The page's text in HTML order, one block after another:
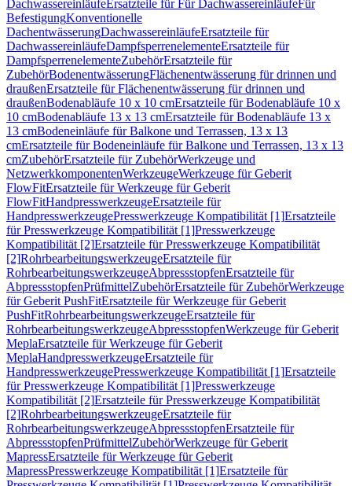
DachwassereinläufeErsatzteile für Für DachwassereinläufeFür
BefestigungKonventionelle
DachentwässerungDachwassereinläufeErsatzteile für
DachwassereinläufeDampfsperrenelementeErsatzteile für
DampfsperrenelementeZubehörErsatzteile für
ZubehörBodenentwässerungFlächenentwässerung für drinnen und
draußenErsatzteile für Flächenentwässerung für drinnen und
draußenBodenabläufe 10 x 10 cmErsatzteile für Bodenabläufe 10 x
10 cmBodenabläufe 13 x 13 cmErsatzteile für Bodenabläufe 13 x
13 cmBodeneinläufe für Balkone und Terrassen, 13 x 13
cmErsatzteile für Bodeneinläufe für Balkone und Terrassen, 13 x 13
cmZubehörErsatzteile für ZubehörWerkzeuge und
NetzwerkkomponentenWerkzeugeWerkzeuge für Geberit
FlowFitErsatzteile für Werkzeuge für Geberit
FlowFitHandpresswerkzeugeErsatzteile für
HandpresswerkzeugePresswerkzeuge Kompatibilität [1]Ersatzteile
für Presswerkzeuge Kompatibilität [1]Presswerkzeuge
Kompatibilität [2]Ersatzteile für Presswerkzeuge Kompatibilität
[2]RohrbearbeitungswerkzeugeErsatzteile für
RohrbearbeitungswerkzeugeAbpressstopfenErsatzteile für
AbpressstopfenPrüfmittelZubehörErsatzteile für ZubehörWerkzeuge
für Geberit PushFitErsatzteile für Werkzeuge für Geberit
PushFitRohrbearbeitungswerkzeugeErsatzteile für
RohrbearbeitungswerkzeugeAbpressstopfenWerkzeuge für Geberit
MeplaErsatzteile für Werkzeuge für Geberit
MeplaHandpresswerkzeugeErsatzteile für
HandpresswerkzeugePresswerkzeuge Kompatibilität [1]Ersatzteile
für Presswerkzeuge Kompatibilität [1]Presswerkzeuge
Kompatibilität [2]Ersatzteile für Presswerkzeuge Kompatibilität
[2]RohrbearbeitungswerkzeugeErsatzteile für
RohrbearbeitungswerkzeugeAbpressstopfenErsatzteile für
AbpressstopfenPrüfmittelZubehörWerkzeuge für Geberit
MapressErsatzteile für Werkzeuge für Geberit
MapressPresswerkzeuge Kompatibilität [1]Ersatzteile für